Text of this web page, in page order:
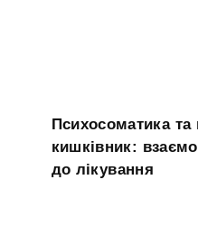
Психосоматика та
кишківник:
до лікування